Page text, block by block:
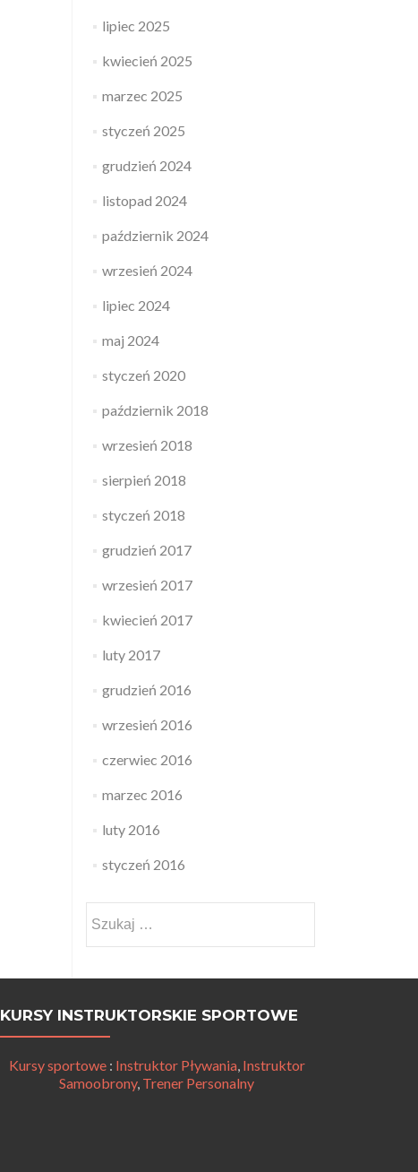
lipiec 2025
kwiecień 2025
marzec 2025
styczeń 2025
grudzień 2024
listopad 2024
październik 2024
wrzesień 2024
lipiec 2024
maj 2024
styczeń 2020
październik 2018
wrzesień 2018
sierpień 2018
styczeń 2018
grudzień 2017
wrzesień 2017
kwiecień 2017
luty 2017
grudzień 2016
wrzesień 2016
czerwiec 2016
marzec 2016
luty 2016
styczeń 2016
KURSY INSTRUKTORSKIE SPORTOWE
Kursy sportowe: Instruktor Pływania, Instruktor
Samoobrony, Trener Personalny